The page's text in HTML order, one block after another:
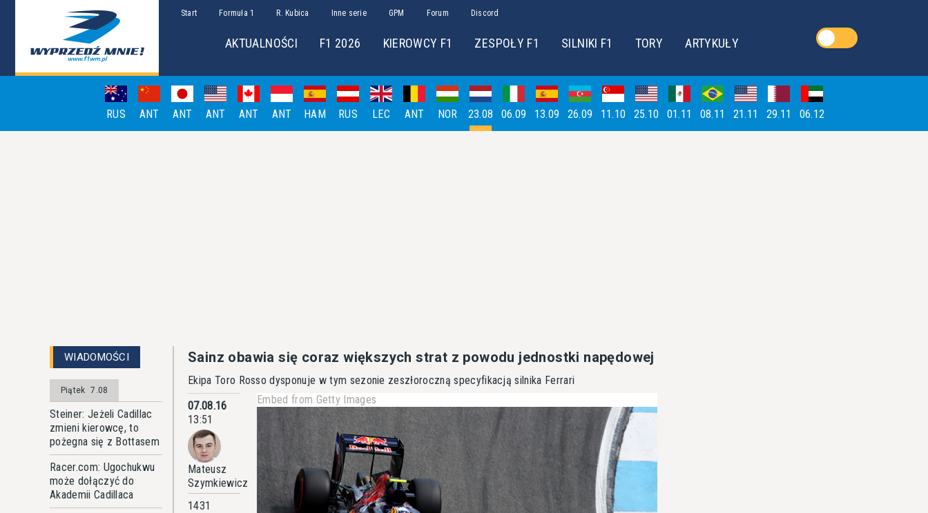
Start Formuła 1 R. Kubica Inne serie GPM Forum Discord
AKTUALNOŚCI F1 2026 KIEROWCY F1 ZESPOŁY F1 SILNIKI F1 TORY ARTYKUŁY
RUS ANT ANT ANT ANT ANT HAM RUS LEC ANT NOR 23.08 06.09 13.09 26.09 11.10 25.10 01.11 08.11 21.11 29.11 06.12
WIADOMOŚCI
Piątek 7.08
Steiner: Jeżeli Cadillac
zmieni kierowcę, to
pożegna się z Bottasem
Racer.com: Ugochukwu
może dołączyć do
Akademii Cadillaca
Sainz obawia się coraz większych strat z powodu jednostki napędowej
Ekipa Toro Rosso dysponuje w tym sezonie zeszłoroczną specyfikacją silnika Ferrari
07.08.16
13:51
Mateusz
Szymkiewicz
1431
Embed from Getty Images